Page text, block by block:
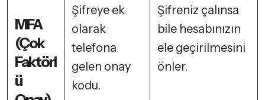
MFA
(Çok
Faktörl
ü
Şifreye ek
olarak
telefona
gelen onay
kodu.
Şifreniz çalınsa
bile hesabınızın
ele geçirilmesini
önler.